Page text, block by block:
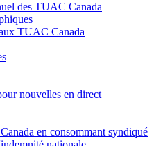
des TUAC Canada
TUAC Canada
nouvelles en direct
en consommant syndiqué